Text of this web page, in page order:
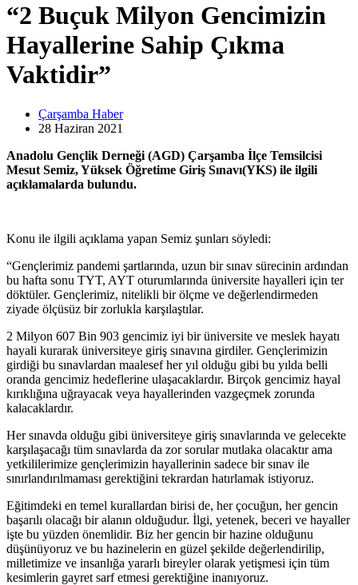
“2 Buçuk Milyon Gencimizin
Hayallerine Sahip Çıkma
Vaktidir”
Çarşamba Haber
28 Haziran 2021
Anadolu Gençlik Derneği (AGD) Çarşamba İlçe Temsilcisi
Mesut Semiz, Yüksek Öğretime Giriş Sınavı(YKS) ile ilgili
açıklamalarda bulundu.
Konu ile ilgili açıklama yapan Semiz şunları söyledi:
“Gençlerimiz pandemi şartlarında, uzun bir sınav sürecinin ardından
bu hafta sonu TYT, AYT oturumlarında üniversite hayalleri için ter
döktüler. Gençlerimiz, nitelikli bir ölçme ve değerlendirmeden
ziyade ölçüsüz bir zorlukla karşılaştılar.
2 Milyon 607 Bin 903 gencimiz iyi bir üniversite ve meslek hayatı
hayali kurarak üniversiteye giriş sınavına girdiler. Gençlerimizin
girdiği bu sınavlardan maalesef her yıl olduğu gibi bu yılda belli
oranda gencimiz hedeflerine ulaşacaklardır. Birçok gencimiz hayal
kırıklığına uğrayacak veya hayallerinden vazgeçmek zorunda
kalacaklardır.
Her sınavda olduğu gibi üniversiteye giriş sınavlarında ve gelecekte
karşılaşacağı tüm sınavlarda da zor sorular mutlaka olacaktır ama
yetkililerimize gençlerimizin hayallerinin sadece bir sınav ile
sınırlandırılmaması gerektiğini tekrardan hatırlamak istiyoruz.
Eğitimdeki en temel kurallardan birisi de, her çocuğun, her gencin
başarılı olacağı bir alanın olduğudur. İlgi, yetenek, beceri ve hayaller
işte bu yüzden önemlidir. Biz her gencin bir hazine olduğunu
düşünüyoruz ve bu hazinelerin en güzel şekilde değerlendirilip,
milletimize ve insanlığa yararlı bireyler olarak yetişmesi için tüm
kesimlerin gayret sarf etmesi gerektiğine inanıyoruz.